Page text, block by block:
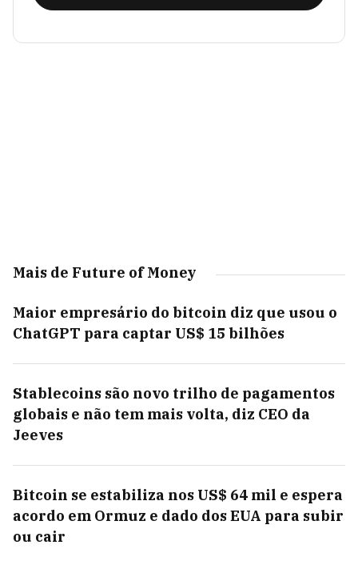
Mais de Future of Money
Maior empresário do bitcoin diz que usou o
ChatGPT para captar US$ 15 bilhões
Stablecoins são novo trilho de pagamentos
globais e não tem mais volta, diz CEO da
Jeeves
Bitcoin se estabiliza nos US$ 64 mil e espera
acordo em Ormuz e dado dos EUA para subir
ou cair